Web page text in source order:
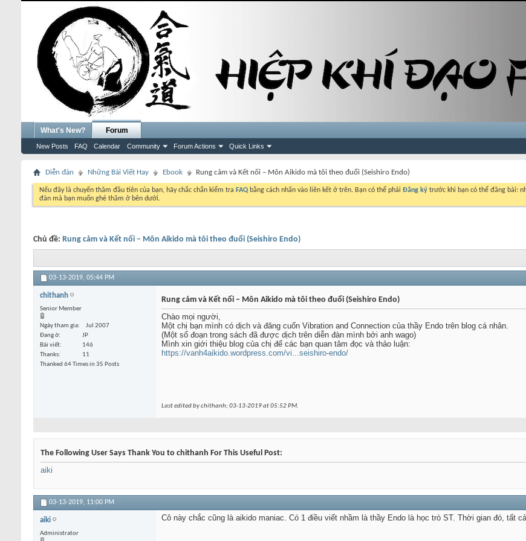
What's New? Forum
New Posts FAQ Calendar Community Forum Actions Quick Links
Diễn đàn Những Bài Viết Hay Ebook Rung cảm và Kết nối – Môn Aikido mà tôi theo đuổi (Seishiro Endo)
Nếu đây là chuyến thăm đầu tiên của bạn, hãy chắc chắn kiểm tra FAQ bằng cách nhấn vào liên kết ở trên. Bạn có thể phải Đăng ký trước khi bạn có thể đăng bài:
đàn mà bạn muốn ghé thăm ở bên dưới.
Chủ đề: Rung cảm và Kết nối – Môn Aikido mà tôi theo đuổi (Seishiro Endo)
03-13-2019, 05:44 PM
chithanh
Senior Member
Ngày tham gia
Jul 2007
Đang ở
JP
Bài viết
146
Thanks
11
Thanked 64 Times in 35 Posts
Rung cảm và Kết nối – Môn Aikido mà tôi theo đuổi (Seishiro Endo)
Chào mọi người,
Một chị bạn mình có dịch và đăng cuốn Vibration and Connection của thầy Endo trên blog cá nhân.
(Một số đoạn trong sách đã được dịch trên diễn đàn mình bởi anh wago)
Mình xin giới thiệu blog của chị để các bạn quan tâm đọc và thảo luận:
https://vanh4aikido.wordpress.com/vi...seishiro-endo/
Last edited by chithanh; 03-13-2019 at05:52 PM.
The Following User Says Thank You to chithanh For This Useful Post:
aiki
03-13-2019, 11:00 PM
aiki
Administrator
Cô này chắc cũng là aikido maniac. Có 1 điều viết nhầm là thầy Endo là học trò ST. Thời gian đó, tất